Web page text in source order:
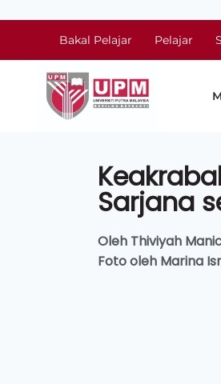
Bakal Pelajar Pelajar
Sarjana
Oleh Thiviyah
Foto oleh Marina